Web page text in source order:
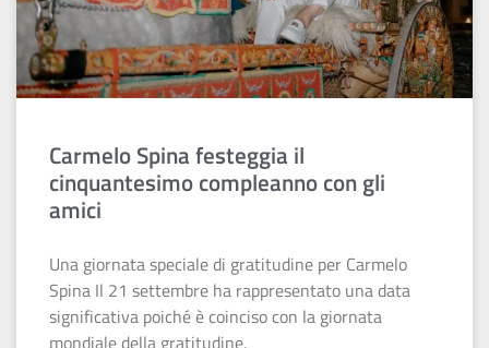
Carmelo Spina festeggia il
cinquantesimo compleanno con gli
amici
Una giornata speciale di gratitudine per Carmelo
Spina Il 21 settembre ha rappresentato una data
significativa poiché è coinciso con la giornata